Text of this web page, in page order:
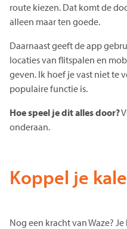
route kiezen. Dat komt de
alleen maar ten goede.
Daarnaast geeft de app
locaties van flitspalen en
geven. Ik hoef je vast niet te
populaire functie is.
Hoe speel je dit alles door?
onderaan.
Koppel je
Nog een kracht van Waze?